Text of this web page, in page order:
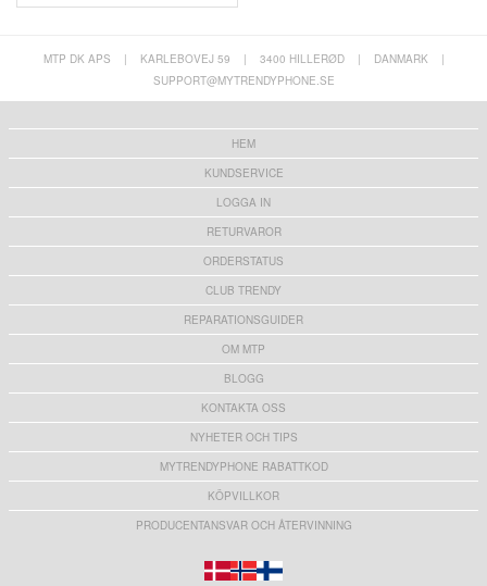
MTP DK APS | KARLEBOVEJ 59 | 3400 HILLERØD | DANMARK
|
SUPPORT@MYTRENDYPHONE.SE
HEM
KUNDSERVICE
LOGGA IN
RETURVAROR
ORDERSTATUS
CLUB TRENDY
REPARATIONSGUIDER
OM MTP
BLOGG
KONTAKTA OSS
NYHETER OCH TIPS
MYTRENDYPHONE RABATTKOD
KÖPVILLKOR
PRODUCENTANSVAR OCH ÅTERVINNING